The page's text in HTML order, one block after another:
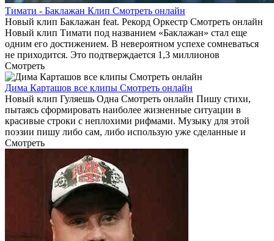
Тимати - Баклажан Клип Смотреть онлайн
Новый клип Баклажан feat. Рекорд Оркестр Смотреть онлайн
Новый клип Тимати под названием «Баклажан» стал еще
одним его достижением. В невероятном успехе сомневаться
не приходится. Это подтверждается 1,3 миллионов
Смотреть
Дима Карташов все клипы Смотреть онлайн
Новый клип Гуляешь Одна Смотреть онлайн Пишу стихи,
пытаясь сформировать наиболее жизненные ситуации в
красивые строки с неплохими рифмами. Музыку для этой
поэзии пишу либо сам, либо использую уже сделанные и
Смотреть